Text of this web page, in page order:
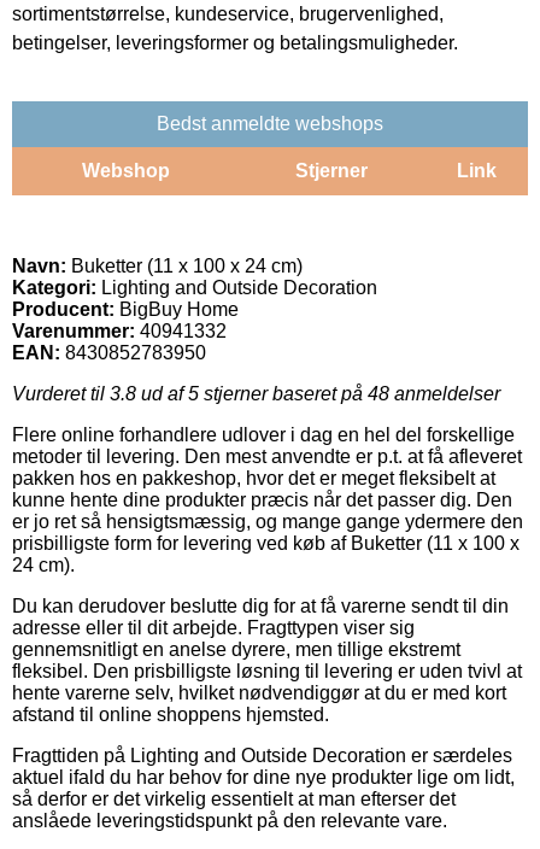
sortimentstørrelse, kundeservice, brugervenlighed,
betingelser, leveringsformer og betalingsmuligheder.
Bedst anmeldte webshops
Webshop Stjerner Link
Navn: Buketter (11 x 100 x 24 cm)
Kategori: Lighting and Outside Decoration
Producent: BigBuy Home
Varenummer: 40941332
EAN: 8430852783950
Vurderet til 3.8 ud af 5 stjerner baseret på 48 anmeldelser
Flere online forhandlere udlover i dag en hel del forskellige
metoder til levering. Den mest anvendte er p.t. at få afleveret
pakken hos en pakkeshop, hvor det er meget fleksibelt at
kunne hente dine produkter præcis når det passer dig. Den
er jo ret så hensigtsmæssig, og mange gange ydermere den
prisbilligste form for levering ved køb af Buketter (11 x 100 x
24 cm).
Du kan derudover beslutte dig for at få varerne sendt til din
adresse eller til dit arbejde. Fragttypen viser sig
gennemsnitligt en anelse dyrere, men tillige ekstremt
fleksibel. Den prisbilligste løsning til levering er uden tvivl at
hente varerne selv, hvilket nødvendiggør at du er med kort
afstand til online shoppens hjemsted.
Fragttiden på Lighting and Outside Decoration er særdeles
aktuel ifald du har behov for dine nye produkter lige om lidt,
så derfor er det virkelig essentielt at man efterser det
anslåede leveringstidspunkt på den relevante vare.